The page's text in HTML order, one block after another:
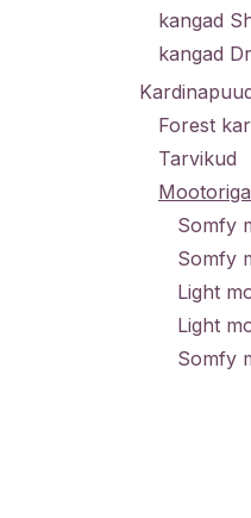
kangad
kangad
Forest
Tarvikud
Somfy
Somfy
Light
Light
Somfy